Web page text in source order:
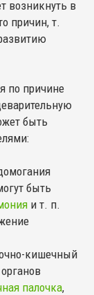
возникнуть в
причин, т.
по причине
быть
быть
и т. п.
кишечный
палочка,